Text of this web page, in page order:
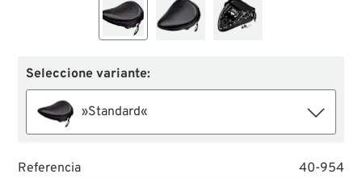
Seleccione variante:
»Standard«
Referencia
40-954